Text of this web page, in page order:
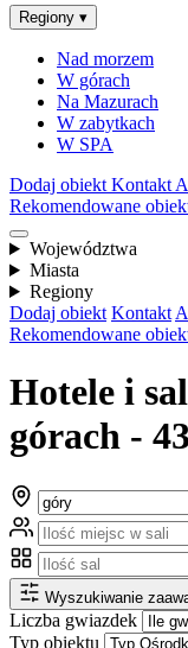
Regiony ▾
Nad morzem
W górach
Na Mazurach
W zabytkach
W SPA
Dodaj obiekt Kontakt
Rekomendowane
Województwa
Miasta
Regiony
Dodaj obiekt Kontakt
Rekomendowane
Hotele i
górach -
Wyszukiwanie
Liczba gwiazdek
Typ obiektu